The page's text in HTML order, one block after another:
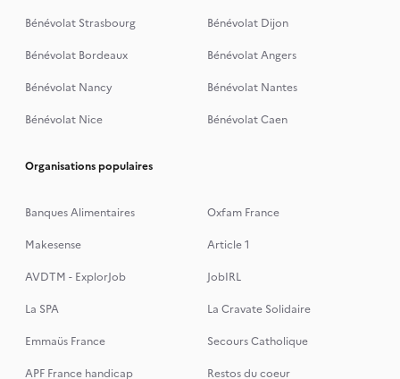
Bénévolat Strasbourg
Bénévolat Dijon
Bénévolat Bordeaux
Bénévolat Angers
Bénévolat Nancy
Bénévolat Nantes
Bénévolat Nice
Bénévolat Caen
Organisations populaires
Banques Alimentaires
Oxfam France
Makesense
Article 1
AVDTM - ExplorJob
JobIRL
La SPA
La Cravate Solidaire
Emmaüs France
Secours Catholique
APF France handicap
Restos du coeur